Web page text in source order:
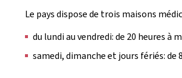
Le pays dispose de trois maisons
du lundi au vendredi: de 20 heures à
samedi, dimanche et jours fériés: de